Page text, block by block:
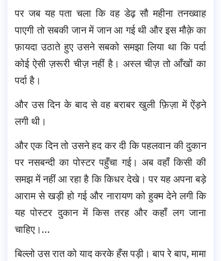
पर जब यह पता चला कि वह डेढ़ सौ महीना तनख्वाह
पाएगी तो सबकी जान में जान आ गई थी और इस मौक़े का
फ़ायदा उठाते हुए उसने सबको समझा लिया था कि पर्दा
कोई ऐसी ज़रूरी चीज़ नहीं है। अस्ल चीज़ तो आँखों का
पर्दा है।
और उस दिन के बाद से वह बराबर खुली फ़िज़ा में ऐंड़ने
लगी थी।
और एक दिन तो उसने हद कर दी कि पहलवान की दुकान
पर नसबन्दी का पोस्टर पहुँचा गई। अब वहाँ किसी की
समझ में नहीं आ रहा है कि किधर देखे। पर यह अपना बड़े
आराम से खड़ी हो गई और नारायण को हुक्म देने लगी कि
यह पोस्टर दुकान में किस तरह और कहाँ लग जाना
चाहिए।…
बिल्लो उस रात को याद करके हँस पड़ी। बाप रे बाप, मामा